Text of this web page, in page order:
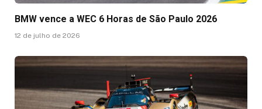
BMW vence a WEC 6 Horas de São Paulo 2026
12 de julho de 2026